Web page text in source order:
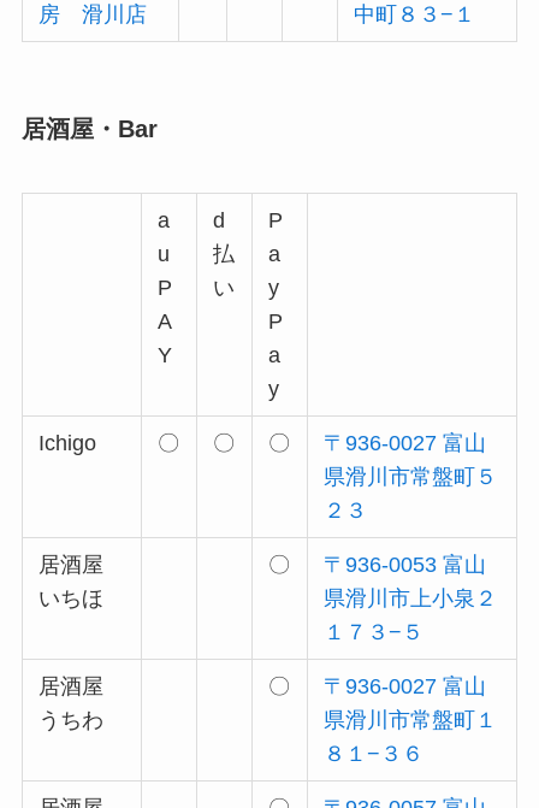
房 滑川店
中町８３−１
居酒屋・Bar
a
u
P
A
Y
d
払
い
P
a
y
P
a
y
Ichigo 〇 〇 〇
〒936-0027 富山
県滑川市常盤町５
２３
居酒屋
いちほ
〇
〒936-0053 富山
県滑川市上小泉２
１７３−５
居酒屋
うちわ
〇
〒936-0027 富山
県滑川市常盤町１
８１−３６